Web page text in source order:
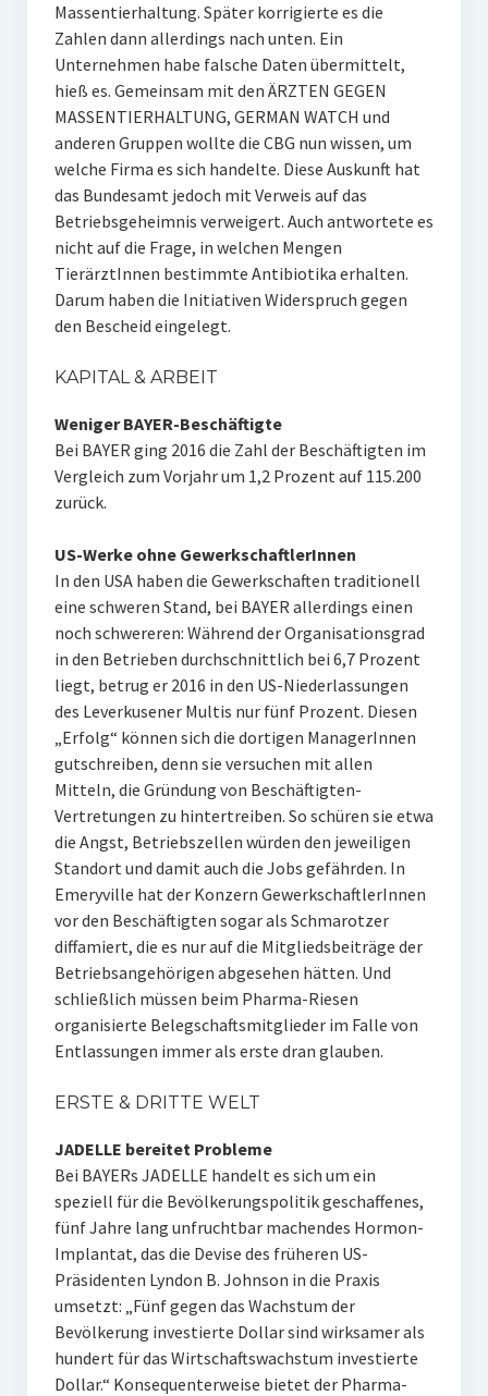
Massentierhaltung. Später korrigierte es die
Zahlen dann allerdings nach unten. Ein
Unternehmen habe falsche Daten übermittelt,
hieß es. Gemeinsam mit den ÄRZTEN GEGEN
MASSENTIERHALTUNG, GERMAN WATCH und
anderen Gruppen wollte die CBG nun wissen, um
welche Firma es sich handelte. Diese Auskunft hat
das Bundesamt jedoch mit Verweis auf das
Betriebsgeheimnis verweigert. Auch antwortete es
nicht auf die Frage, in welchen Mengen
TierärztInnen bestimmte Antibiotika erhalten.
Darum haben die Initiativen Widerspruch gegen
den Bescheid eingelegt.
KAPITAL & ARBEIT
Weniger BAYER-Beschäftigte
Bei BAYER ging 2016 die Zahl der Beschäftigten im
Vergleich zum Vorjahr um 1,2 Prozent auf 115.200
zurück.
US-Werke ohne GewerkschaftlerInnen
In den USA haben die Gewerkschaften traditionell
eine schweren Stand, bei BAYER allerdings einen
noch schwereren: Während der Organisationsgrad
in den Betrieben durchschnittlich bei 6,7 Prozent
liegt, betrug er 2016 in den US-Niederlassungen
des Leverkusener Multis nur fünf Prozent. Diesen
„Erfolg“ können sich die dortigen ManagerInnen
gutschreiben, denn sie versuchen mit allen
Mitteln, die Gründung von Beschäftigten-
Vertretungen zu hintertreiben. So schüren sie etwa
die Angst, Betriebszellen würden den jeweiligen
Standort und damit auch die Jobs gefährden. In
Emeryville hat der Konzern GewerkschaftlerInnen
vor den Beschäftigten sogar als Schmarotzer
diffamiert, die es nur auf die Mitgliedsbeiträge der
Betriebsangehörigen abgesehen hätten. Und
schließlich müssen beim Pharma-Riesen
organisierte Belegschaftsmitglieder im Falle von
Entlassungen immer als erste dran glauben.
ERSTE & DRITTE WELT
JADELLE bereitet Probleme
Bei BAYERs JADELLE handelt es sich um ein
speziell für die Bevölkerungspolitik geschaffenes,
fünf Jahre lang unfruchtbar machendes Hormon-
Implantat, das die Devise des früheren US-
Präsidenten Lyndon B. Johnson in die Praxis
umsetzt: „Fünf gegen das Wachstum der
Bevölkerung investierte Dollar sind wirksamer als
hundert für das Wirtschaftswachstum investierte
Dollar.“ Konsequenterweise bietet der Pharma-